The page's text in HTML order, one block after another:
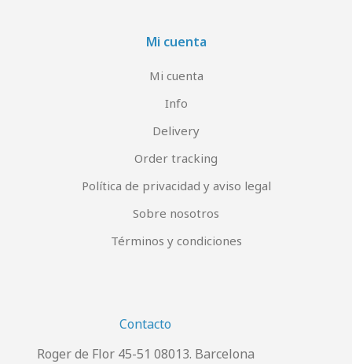
Mi cuenta
Mi cuenta
Info
Delivery
Order tracking
Política de privacidad y aviso legal
Sobre nosotros
Términos y condiciones
Contacto
Roger de Flor 45-51 08013. Barcelona